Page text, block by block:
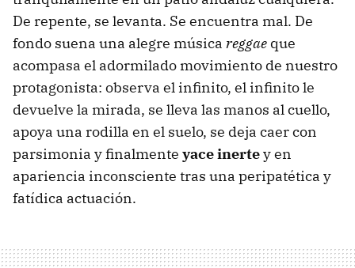
De repente, se levanta. Se encuentra mal. De
fondo suena una alegre música reggae que
acompasa el adormilado movimiento de nuestro
protagonista: observa el infinito, el infinito le
devuelve la mirada, se lleva las manos al cuello,
apoya una rodilla en el suelo, se deja caer con
parsimonia y finalmente yace inertey en
apariencia inconsciente tras una peripatética y
fatídica actuación.